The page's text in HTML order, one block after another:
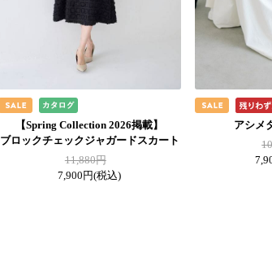
【Spring Collection 2026掲載】
ブロックチェックジャガードスカート
11,880円
7,900円(税込)
アシメ